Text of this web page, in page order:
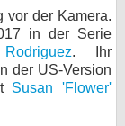
vor der Kamera.
in der Serie
. Ihr
der US-Version
Susan 'Flower'